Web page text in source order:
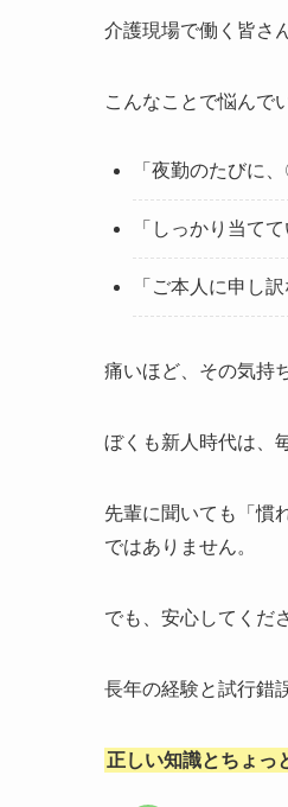
介護現場で働く皆さ
こんなことで悩んで
「夜勤のたびに
「しっかり当て
「ご本人に申し
痛いほど、その気持
ぼくも新人時代は、
先輩に聞いても「慣
ではありません。
でも、安心してくだ
長年の経験と試行錯
正しい知識とちょっ